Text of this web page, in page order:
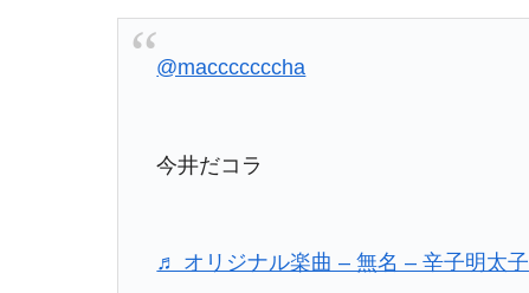
@macccccccha
今井だコラ
♬ オリジナル楽曲 – 無名 – 辛子明太子